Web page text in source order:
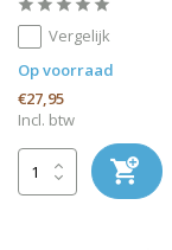
Vergelijk
Op voorraad
€27,95
Incl. btw